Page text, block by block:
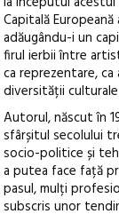
Capitală
adăugându-i un
firul ierbii între
ca reprezentare,
diversității
Autorul, născut în
sfârșitul secolului
socio-politice și
a putea face față
pasul, mulți
subscris unor